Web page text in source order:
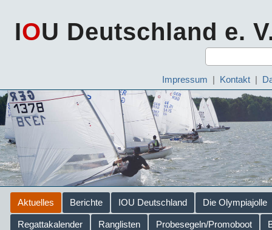
IOU Deutschland e.
Impressum | Kontakt |
Aktuelles Berichte IOU Deutschland Die Olympiajolle
Regattakalender Ranglisten Probesegeln/Promoboot